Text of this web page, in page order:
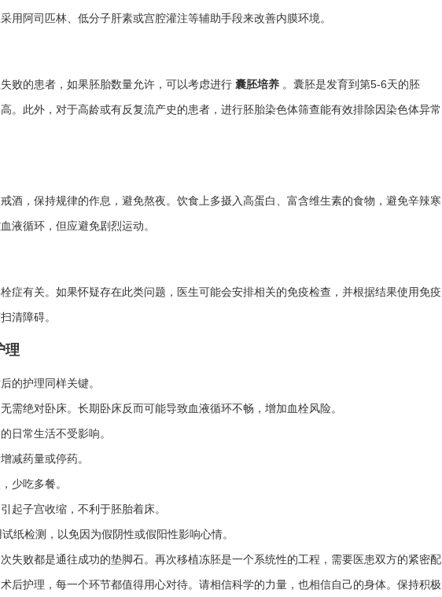
用阿司匹林、低分子肝素或宫腔灌注等辅助手段来改善内膜环境。
败的患者，如果胚胎数量允许，可以考虑进行 囊胚培养 。囊胚是发育到第5-6天的胚
。此外，对于高龄或有反复流产史的患者，进行胚胎染色体筛查能有效排除因染色体异常
酒，保持规律的作息，避免熬夜。饮食上多摄入高蛋白、富含维生素的食物，避免辛辣寒
液循环，但应避免剧烈运动。
症有关。如果怀疑存在此类问题，医生可能会安排相关的免疫检查，并根据结果使用免疫
清障碍。
理
的护理同样关键。
需绝对卧床。长期卧床反而可能导致血液循环不畅，增加血栓风险。
日常生活不受影响。
减药量或停药。
少吃多餐。
起子宫收缩，不利于胚胎着床。
纸检测，以免因为假阴性或假阳性影响心情。
失败都是通往成功的垫脚石。再次移植冻胚是一个系统性的工程，需要医患双方的紧密配
后护理，每一个环节都值得用心对待。请相信科学的力量，也相信自己的身体。保持积极